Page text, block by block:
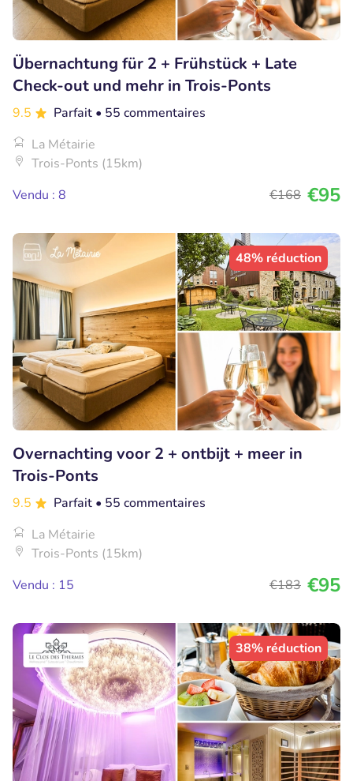
Übernachtung für 2 + Frühstück + Late
Check-out und mehr in Trois-Ponts
9.5 Parfait • 55 commentaires
La Métairie
Trois-Ponts (15km)
Vendu : 8
€168 €95
48% réduction
Overnachting voor 2 + ontbijt + meer in
Trois-Ponts
9.5 Parfait • 55 commentaires
La Métairie
Trois-Ponts (15km)
Vendu : 15
€183 €95
38% réduction